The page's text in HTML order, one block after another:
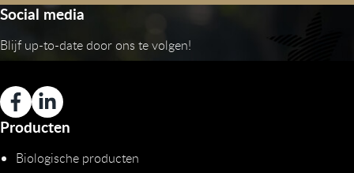
Social media
Blijf up-to-date door ons te volgen!
Producten
Biologische producten